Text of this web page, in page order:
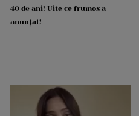
40 de ani! Uite ce frumos a
anunțat!